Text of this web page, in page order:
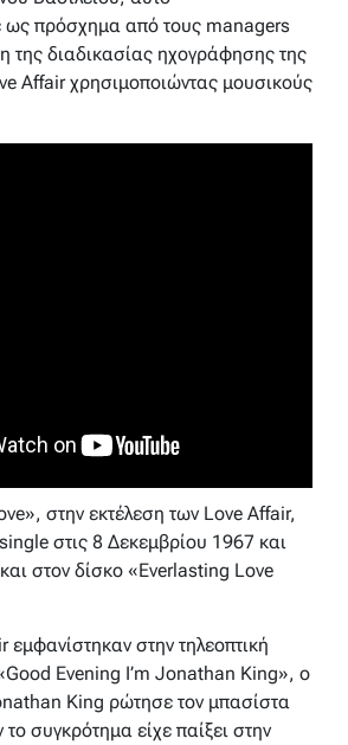
ως πρόσχημα από τους managers
της διαδικασίας ηχογράφησης της
Affair χρησιμοποιώντας μουσικούς
στην εκτέλεση των Love Affair,
στις 8 Δεκεμβρίου 1967 και
στον δίσκο «Everlasting Love
εμφανίστηκαν στην τηλεοπτική
Evening I’m Jonathan King», ο
King ρώτησε τον μπασίστα
συγκρότημα είχε παίξει στην